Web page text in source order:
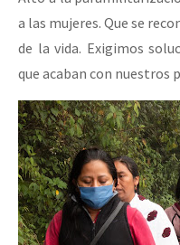
a las mujeres. Que se
de la vida. Exigimos
que acaban con nuestros